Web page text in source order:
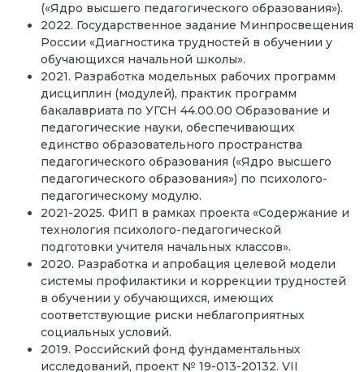
(«Ядро высшего педагогического образования»).
2022. Государственное задание Минпросвещения
России «Диагностика трудностей в обучении у
обучающихся начальной школы».
2021. Разработка модельных рабочих программ
дисциплин (модулей), практик программ
бакалавриата по УГСН 44.00.00 Образование и
педагогические науки, обеспечивающих
единство образовательного пространства
педагогического образования («Ядро высшего
педагогического образования») по психолого-
педагогическому модулю.
2021-2025. ФИП в рамках проекта «Содержание и
технология психолого-педагогической
подготовки учителя начальных классов».
2020. Разработка и апробация целевой модели
системы профилактики и коррекции трудностей
в обучении у обучающихся, имеющих
соответствующие риски неблагоприятных
социальных условий.
2019. Российский фонд фундаментальных
исследований, проект № 19-013-20132. VII